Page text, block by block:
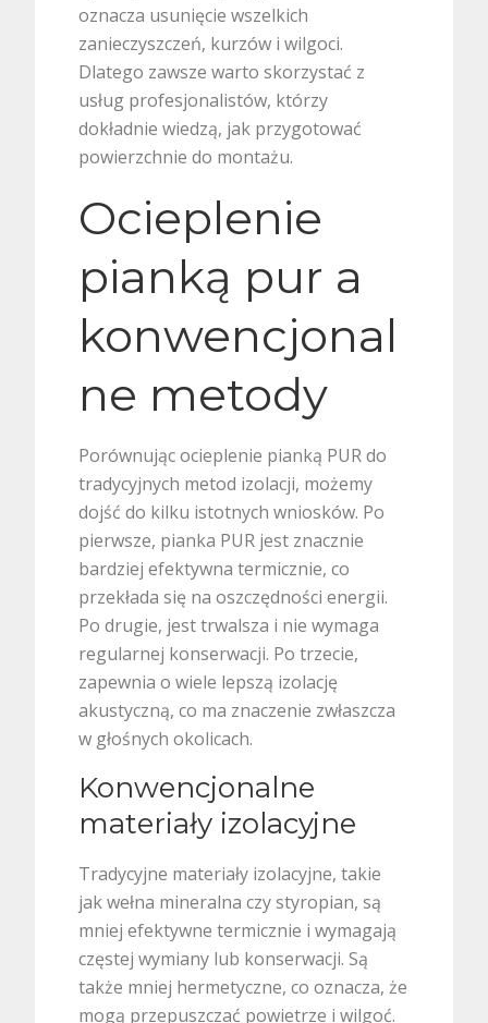
oznacza usunięcie wszelkich
zanieczyszczeń, kurzów i wilgoci.
Dlatego zawsze warto skorzystać z
usług profesjonalistów, którzy
dokładnie wiedzą, jak przygotować
powierzchnie do montażu.
Ocieplenie
pianką pur a
konwencjonal
ne metody
Porównując ocieplenie pianką PUR do
tradycyjnych metod izolacji, możemy
dojść do kilku istotnych wniosków. Po
pierwsze, pianka PUR jest znacznie
bardziej efektywna termicznie, co
przekłada się na oszczędności energii.
Po drugie, jest trwalsza i nie wymaga
regularnej konserwacji. Po trzecie,
zapewnia o wiele lepszą izolację
akustyczną, co ma znaczenie zwłaszcza
w głośnych okolicach.
Konwencjonalne
materiały izolacyjne
Tradycyjne materiały izolacyjne, takie
jak wełna mineralna czy styropian, są
mniej efektywne termicznie i wymagają
częstej wymiany lub konserwacji. Są
także mniej hermetyczne, co oznacza, że
mogą przepuszczać powietrze i wilgoć.